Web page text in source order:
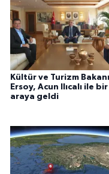
Kültür ve Turizm Bakanı
Ersoy, Acun Ilıcalı ile bir
araya geldi